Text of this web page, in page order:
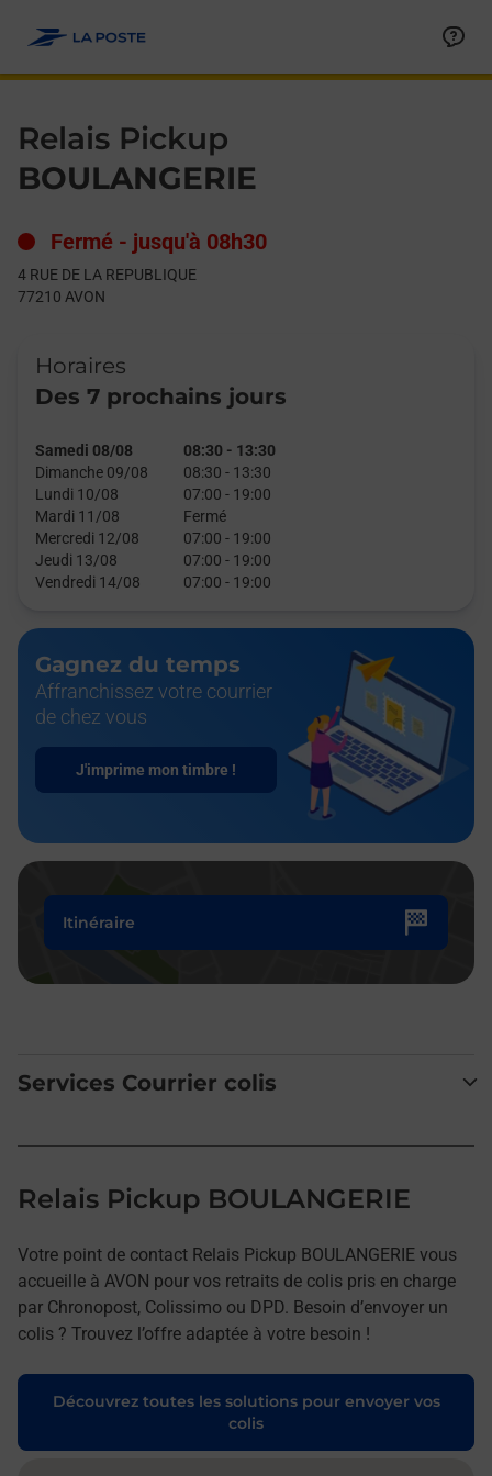
Relais Pickup
BOULANGERIE
Fermé - jusqu'à 08h30
4 RUE DE LA REPUBLIQUE
77210 AVON
Horaires
Des 7 prochains jours
Samedi 08/08 08:30 - 13:30
Dimanche 09/08
08:30 - 13:30
Lundi 10/08
07:00 - 19:00
Mardi 11/08
Fermé
Mercredi 12/08
07:00 - 19:00
Jeudi 13/08
07:00 - 19:00
Vendredi 14/08
07:00 - 19:00
Gagnez du temps
Affranchissez votre courrier
de chez vous
J'imprime mon timbre !
Itinéraire
Services Courrier colis
Relais Pickup BOULANGERIE
Votre point de contact Relais Pickup BOULANGERIE vous
accueille à AVON pour vos retraits de colis pris en charge
par Chronopost, Colissimo ou DPD. Besoin d’envoyer un
colis ? Trouvez l’offre adaptée à votre besoin !
Découvrez toutes les solutions pour envoyer vos
colis